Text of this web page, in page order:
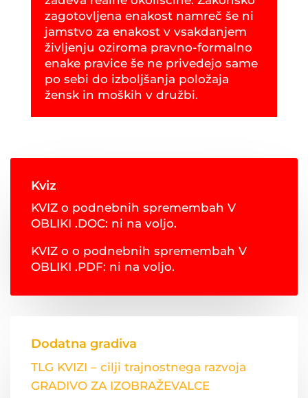
zagotovljena enakost namreč še ni
jamstvo za enakost v vsakdanjem
življenju oziroma pravno-formalno
enake pravice še ne privedejo same
po sebi do izboljšanja položaja
žensk in moških v družbi.
Kviz
KVIZ o podnebnih spremembah V
OBLIKI .DOC: ni na voljo.
KVIZ o o podnebnih spremembah V
OBLIKI .PDF: ni na voljo.
Dodatna gradiva
TLG KVIZI – cilji trajnostnega razvoja
GRADIVO ZA IZOBRAŽEVALCE